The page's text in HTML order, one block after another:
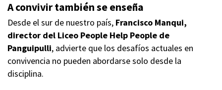
A convivir también se enseña
Desde el sur de nuestro país, Francisco Manqui,
director del Liceo People Help People de
Panguipulli, advierte que los desafíos actuales en
convivencia no pueden abordarse solo desde la
disciplina.